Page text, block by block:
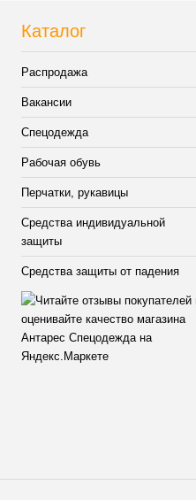
Каталог
Распродажа
Вакансии
Спецодежда
Рабочая обувь
Перчатки, рукавицы
Средства индивидуальной
защиты
Средства защиты от падения